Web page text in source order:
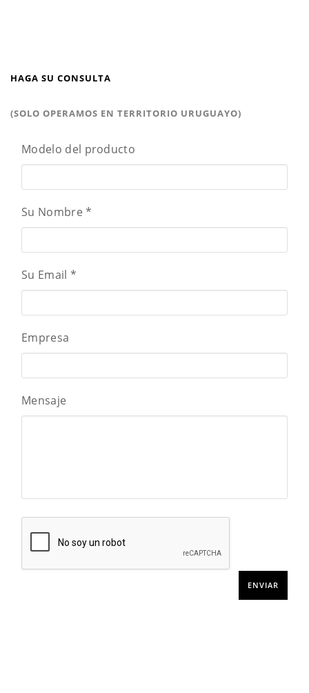
HAGA SU CONSULTA
(SOLO OPERAMOS EN TERRITORIO URUGUAYO)
Modelo del producto
Su Nombre*
Su Email *
Empresa
Mensaje